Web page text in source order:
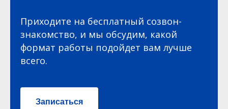
Приходите на бесплатный созвон-
знакомство, и мы обсудим, какой
формат работы подойдет вам лучше
всего.
Записаться